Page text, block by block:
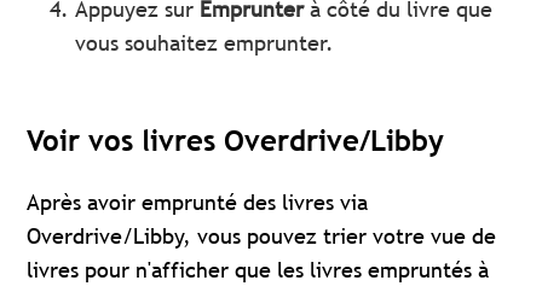
Appuyez sur Emprunterà côté du livre que
vous souhaitez emprunter.
Voir vos livres Overdrive/Libby
Après avoir emprunté des livres via
Overdrive/Libby, vous pouvez trier votre vue de
livres pour n'afficher que les livres empruntés à